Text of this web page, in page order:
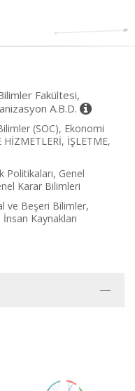
Fakültesi,
A.B.D.
(SOC), Ekonomi
İŞLETME,
Politikaları, Genel
Karar Bilimleri
ve Beşeri Bilimler,
Kaynakları